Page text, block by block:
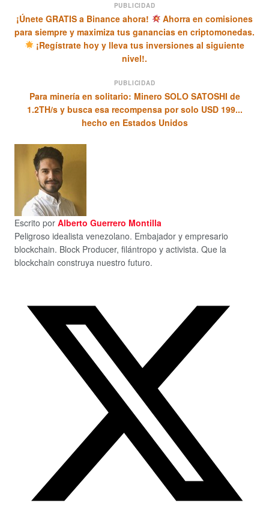
PUBLICIDAD
¡Únete GRATIS a Binance ahora!
Ahorra en comisiones
para siempre y maximiza tus ganancias en criptomonedas.
¡Regístrate hoy y lleva tus inversiones al siguiente
nivel!.
PUBLICIDAD
Para minería en solitario: Minero SOLO SATOSHI de
1.2TH/s y busca esa recompensa por solo USD 199...
hecho en Estados Unidos
Escrito por Alberto Guerrero Montilla
Peligroso idealista venezolano. Embajador y empresario
blockchain. Block Producer, filántropo y activista. Que la
blockchain construya nuestro futuro.